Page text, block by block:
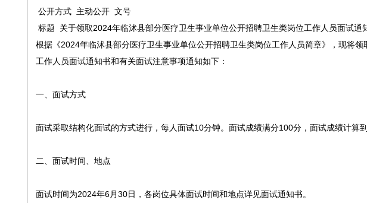
公开方式 主动公开 文号
标题
关于领取2024年临沭县部分医疗卫生事业单位公开招聘卫生类岗位工作人员面试通
根据《2024年临沭县部分医疗卫生事业单位公开招聘卫生类岗位工作人员简章》，现将
工作人员面试通知书和有关面试注意事项通知如下：
一、面试方式
面试采取结构化面试的方式进行，每人面试10分钟。面试成绩满分100分，面试成绩计算
二、面试时间、地点
面试时间为2024年6月30日，各岗位具体面试时间和地点详见面试通知书。